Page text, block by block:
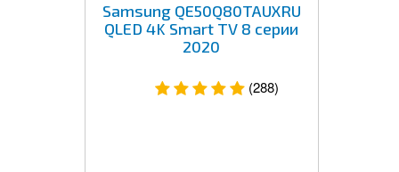
Samsung QE50Q80TAUXRU
QLED 4K Smart TV 8 серии
2020
(288)